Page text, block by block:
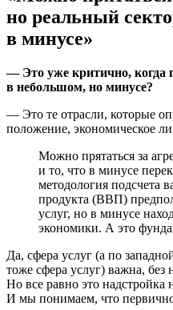
но реальный
в минусе»
— Это уже критично, когда
в небольшом, но минусе?
— Это те отрасли, которые
положение, экономическое
Можно прятаться за
и то, что в минусе
методология подсчета
продукта (ВВП)
услуг, но в минусе
экономики. А это
Да, сфера услуг (а по
тоже сфера услуг) важна,
Но все равно это надстройка
И мы понимаем, что